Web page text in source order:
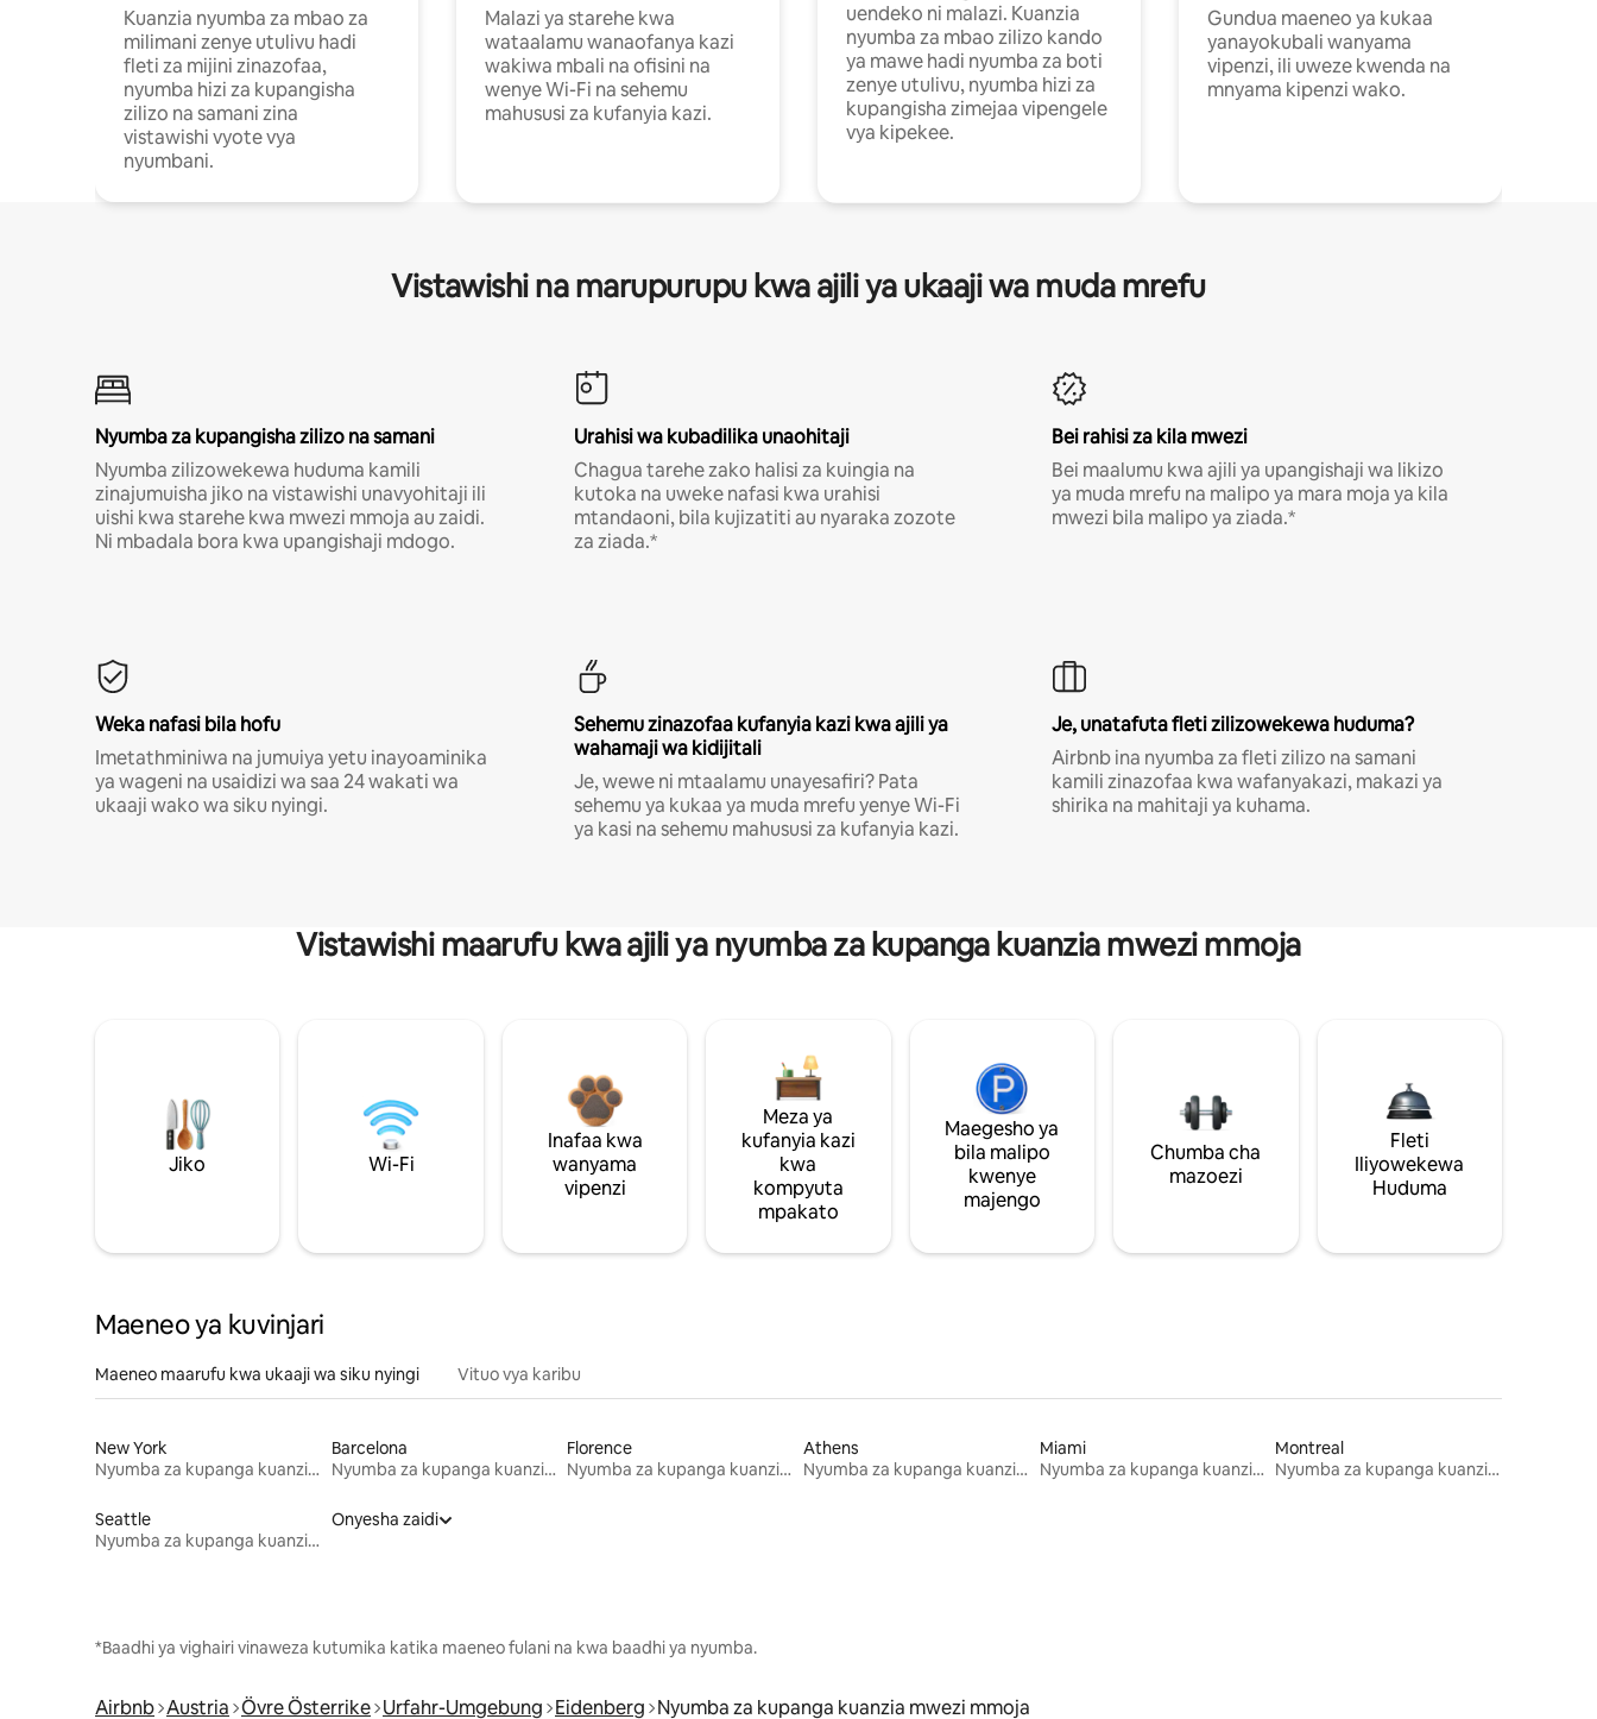
Kuanzia nyumba za mbao za
milimani zenye utulivu hadi
fleti za mijini zinazofaa,
nyumba hizi za kupangisha
zilizo na samani zina
vistawishi vyote vya
nyumbani.
Malazi ya starehe kwa
wataalamu wanaofanya kazi
wakiwa mbali na ofisini na
wenye Wi-Fi na sehemu
mahususi za kufanyia kazi.
uendeko ni malazi. Kuanzia
nyumba za mbao zilizo kando
ya mawe hadi nyumba za boti
zenye utulivu, nyumba hizi za
kupangisha zimejaa vipengele
vya kipekee.
Gundua maeneo ya kukaa
yanayokubali wanyama
vipenzi, ili uweze kwenda na
mnyama kipenzi wako.
Vistawishi na marupurupu kwa ajili ya ukaaji wa muda mrefu
Nyumba za kupangisha zilizo na samani
Nyumba zilizowekewa huduma kamili
zinajumuisha jiko na vistawishi unavyohitaji ili
uishi kwa starehe kwa mwezi mmoja au zaidi.
Ni mbadala bora kwa upangishaji mdogo.
Urahisi wa kubadilika unaohitaji
Chagua tarehe zako halisi za kuingia na
kutoka na uweke nafasi kwa urahisi
mtandaoni, bila kujizatiti au nyaraka zozote
za ziada.*
Bei rahisi za kila mwezi
Bei maalumu kwa ajili ya upangishaji wa likizo
ya muda mrefu na malipo ya mara moja ya kila
mwezi bila malipo ya ziada.*
Weka nafasi bila hofu
Imetathminiwa na jumuiya yetu inayoaminika
ya wageni na usaidizi wa saa 24 wakati wa
ukaaji wako wa siku nyingi.
Sehemu zinazofaa kufanyia kazi kwa ajili ya
wahamaji wa kidijitali
Je, wewe ni mtaalamu unayesafiri? Pata
sehemu ya kukaa ya muda mrefu yenye Wi-Fi
ya kasi na sehemu mahususi za kufanyia kazi.
Je, unatafuta fleti zilizowekewa huduma?
Airbnb ina nyumba za fleti zilizo na samani
kamili zinazofaa kwa wafanyakazi, makazi ya
shirika na mahitaji ya kuhama.
Vistawishi maarufu kwa ajili ya nyumba za kupanga kuanzia mwezi mmoja
Jiko Wi-Fi
Inafaa kwa
wanyama
vipenzi
Meza ya
kufanyia kazi
kwa
kompyuta
mpakato
Maegesho ya
bila malipo
kwenye
majengo
Chumba cha
mazoezi
Fleti
Iliyowekewa
Huduma
Maeneo ya kuvinjari
Maeneo maarufu kwa ukaaji wa siku nyingi Vituo vya karibu
New York
Nyumba za kupanga kuanzia mwezi mmoja
Barcelona
Nyumba za kupanga kuanzia mwezi mmoja
Florence
Nyumba za kupanga kuanzia mwezi mmoja
Athens
Nyumba za kupanga kuanzia mwezi mmoja
Miami
Nyumba za kupanga kuanzia mwezi mmoja
Montreal
Nyumba za kupanga kuanzia mwezi mmoja
Seattle
Nyumba za kupanga kuanzia mwezi mmoja
Onyesha zaidi
*Baadhi ya vighairi vinaweza kutumika katika maeneo fulani na kwa baadhi ya nyumba.
Airbnb Austria Övre Österrike Urfahr-Umgebung Eidenberg Nyumba za kupanga kuanzia mwezi mmoja